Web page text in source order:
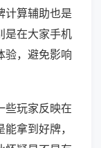
计算辅助也是
是在大家手机
验，避免影响
些玩家反映在
拿到好牌，